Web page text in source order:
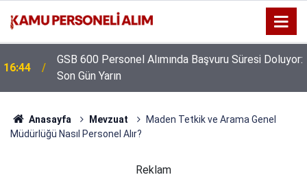
GSB 600 Personel Alımında Başvuru Süresi Doluyor:
Son Gün Yarın
16:38
Kıyı Emniyeti Genel Müdürlüğü 26 İşçi Alımı
Yapacak
Anasayfa Mevzuat
Maden Tetkik ve Arama Genel
Müdürlüğü Nasıl Personel Alır?
Reklam